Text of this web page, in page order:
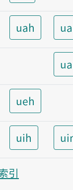
uah
ueh
uih
引